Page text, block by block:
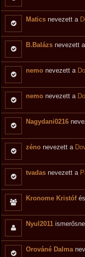
Matics nevezett a
B.Balázs nevezett a
nemo nevezett a
nemo nevezett a
Nagydani0216
zéno nevezett a
tvadas nevezett a
Kronome Kristófés
Nyul2011
Orováné Dalma